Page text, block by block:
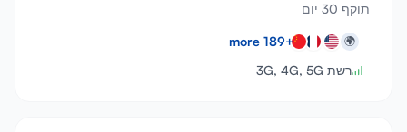
תוקף 30 יום
🌍
+
189
רשת 3G, 4G, 5G